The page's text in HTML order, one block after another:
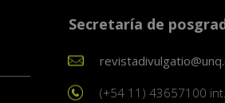
Secretaría de
(+54 11) 43657100